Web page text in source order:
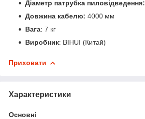
Діаметр патрубка пиловідведення:
Довжина кабелю: 4000 мм
Вага: 7 кг
Виробник: BIHUI (Китай)
Приховати
Характеристики
Основні